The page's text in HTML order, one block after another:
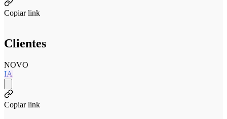
Copiar link
Clientes
NOVO
IA
Copiar link